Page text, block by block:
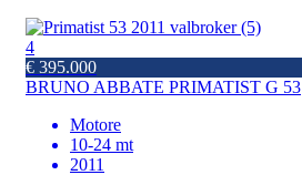
4
€ 395.000
BRUNO ABBATE PRIMATIST G 53
Motore
10-24 mt
2011